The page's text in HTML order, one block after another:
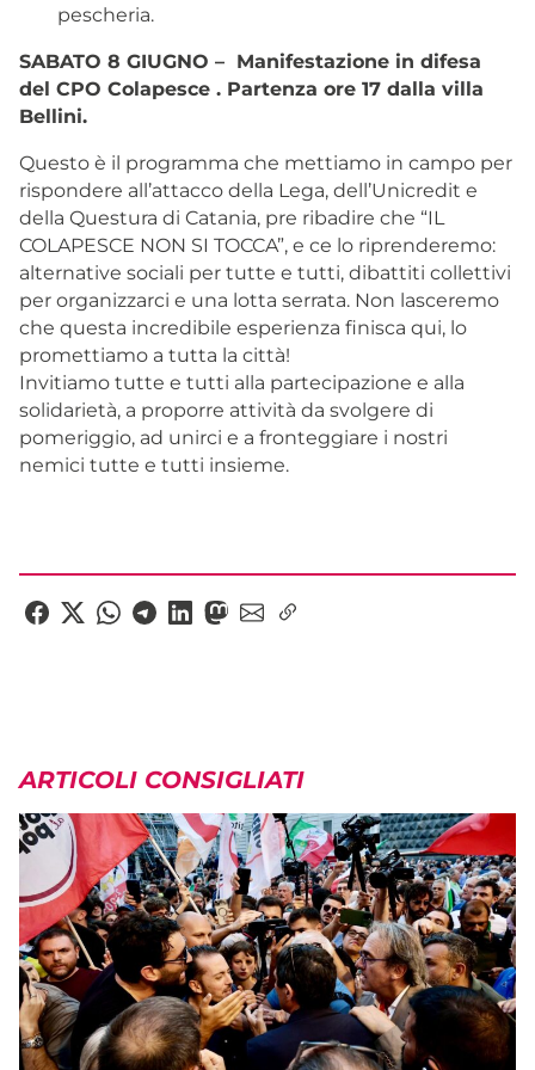
pescheria.
SABATO 8 GIUGNO – Manifestazione in difesa
del CPO Colapesce . Partenza ore 17 dalla villa
Bellini.
Questo è il programma che mettiamo in campo per
rispondere all’attacco della Lega, dell’Unicredit e
della Questura di Catania, pre ribadire che “IL
COLAPESCE NON SI TOCCA”, e ce lo riprenderemo:
alternative sociali per tutte e tutti, dibattiti collettivi
per organizzarci e una lotta serrata. Non lasceremo
che questa incredibile esperienza finisca qui, lo
promettiamo a tutta la città!
Invitiamo tutte e tutti alla partecipazione e alla
solidarietà, a proporre attività da svolgere di
pomeriggio, ad unirci e a fronteggiare i nostri
nemici tutte e tutti insieme.
ARTICOLI CONSIGLIATI